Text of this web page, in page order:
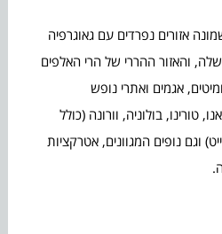
אזורים נפרדים עם גאוגרפיה
שלה, והאזור ההררי של הרי האלפים
אגמים ואתרי נופש
טורינו, בולוניה, וורונה (כולל
וגם נופים המגוונים, אטרקציות